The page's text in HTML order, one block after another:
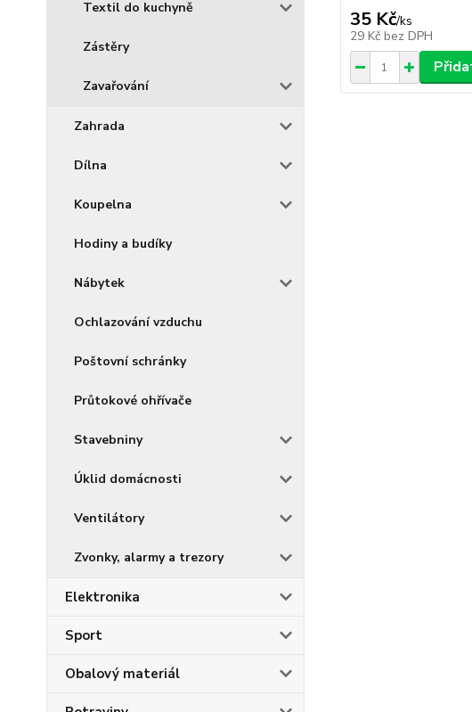
Textil do kuchyně
Zástěry
Zavařování
Zahrada
Dílna
Koupelna
Hodiny a budíky
Nábytek
Ochlazování vzduchu
Poštovní schránky
Průtokové ohřívače
Stavebniny
Úklid domácnosti
Ventilátory
Zvonky, alarmy a trezory
Elektronika
Sport
Obalový materiál
35 Kč/ks
29 Kč bez DPH